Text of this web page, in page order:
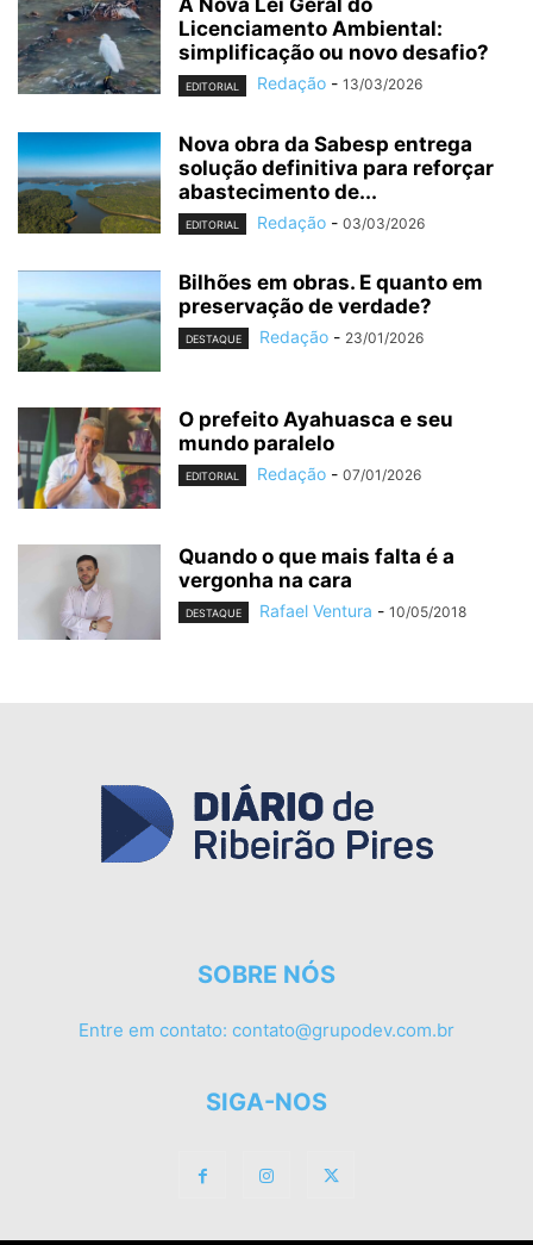
A Nova Lei Geral do
Licenciamento Ambiental:
simplificação ou novo desafio?
EDITORIAL Redação - 13/03/2026
Nova obra da Sabesp entrega
solução definitiva para reforçar
abastecimento de...
EDITORIAL Redação - 03/03/2026
Bilhões em obras. E quanto em
preservação de verdade?
DESTAQUE Redação - 23/01/2026
O prefeito Ayahuasca e seu
mundo paralelo
EDITORIAL Redação - 07/01/2026
Quando o que mais falta é a
vergonha na cara
DESTAQUE Rafael Ventura - 10/05/2018
SOBRE NÓS
Entre em contato: contato@grupodev.com.br
SIGA-NOS